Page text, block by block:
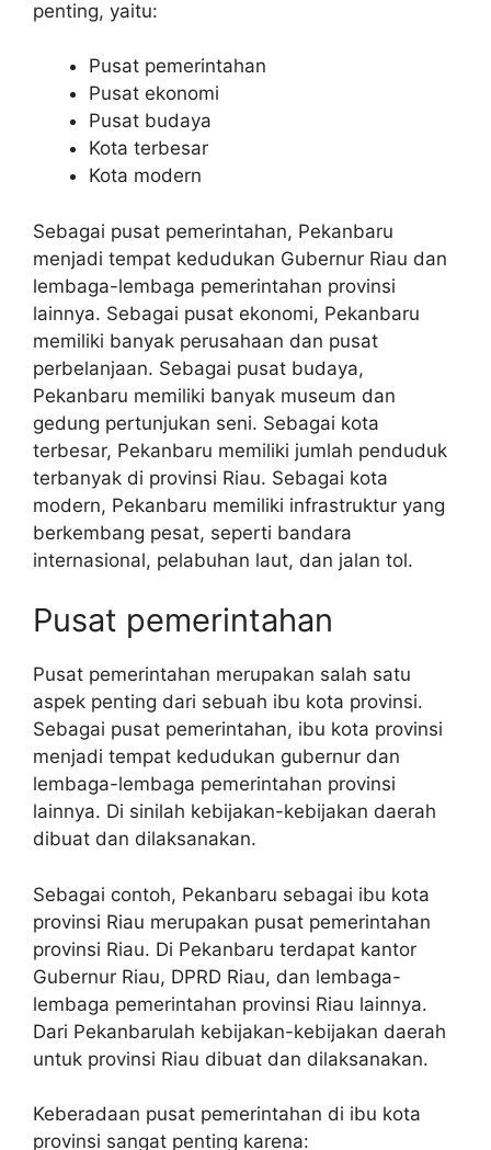
penting, yaitu:
Pusat pemerintahan
Pusat ekonomi
Pusat budaya
Kota terbesar
Kota modern
Sebagai pusat pemerintahan, Pekanbaru
menjadi tempat kedudukan Gubernur Riau dan
lembaga-lembaga pemerintahan provinsi
lainnya. Sebagai pusat ekonomi, Pekanbaru
memiliki banyak perusahaan dan pusat
perbelanjaan. Sebagai pusat budaya,
Pekanbaru memiliki banyak museum dan
gedung pertunjukan seni. Sebagai kota
terbesar, Pekanbaru memiliki jumlah penduduk
terbanyak di provinsi Riau. Sebagai kota
modern, Pekanbaru memiliki infrastruktur yang
berkembang pesat, seperti bandara
internasional, pelabuhan laut, dan jalan tol.
Pusat pemerintahan
Pusat pemerintahan merupakan salah satu
aspek penting dari sebuah ibu kota provinsi.
Sebagai pusat pemerintahan, ibu kota provinsi
menjadi tempat kedudukan gubernur dan
lembaga-lembaga pemerintahan provinsi
lainnya. Di sinilah kebijakan-kebijakan daerah
dibuat dan dilaksanakan.
Sebagai contoh, Pekanbaru sebagai ibu kota
provinsi Riau merupakan pusat pemerintahan
provinsi Riau. Di Pekanbaru terdapat kantor
Gubernur Riau, DPRD Riau, dan lembaga-
lembaga pemerintahan provinsi Riau lainnya.
Dari Pekanbarulah kebijakan-kebijakan daerah
untuk provinsi Riau dibuat dan dilaksanakan.
Keberadaan pusat pemerintahan di ibu kota
provinsi sangat penting karena: